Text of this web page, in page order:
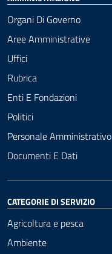
Organi Di Governo
Aree Amministrative
Uffici
Rubrica
Enti E Fondazioni
Politici
Personale Amministrativo
Documenti E Dati
CATEGORIE DI SERVIZIO
Agricoltura e pesca
Ambiente